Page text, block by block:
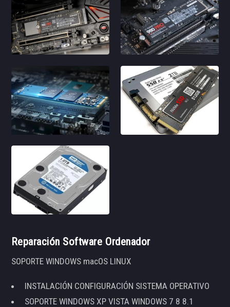
Reparación Software Ordenador
SOPORTE WINDOWS macOS LINUX
INSTALACIÓN CONFIGURACIÓN SISTEMA OPERATIVO
SOPORTE WINDOWS XP VISTA WINDOWS 7 8 8.1